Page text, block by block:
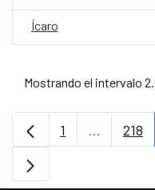
Ícaro
Mostrando el intervalo
Página
1 ...Páginas
218